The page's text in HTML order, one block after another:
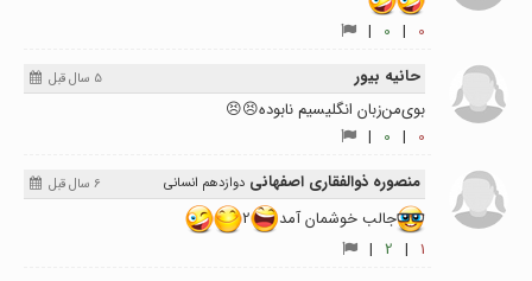
0
|
0
|
حانیه بیور
5 سال قبل
بوی‌من‌زبان انگلیسیم‌ نابوده😣😣
0
|
0
|
منصوره ذوالفقاری اصفهانی دوازدهم انسانی 6 سال قبل
جالب خوشمان آمد
2
1
|
2
|